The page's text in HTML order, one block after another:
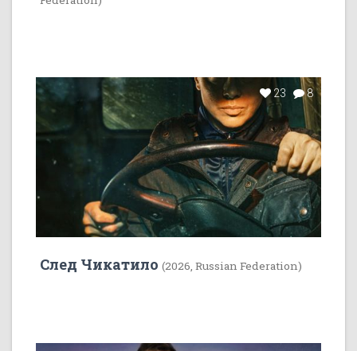
23 8
След Чикатило (2026, Russian Federation)